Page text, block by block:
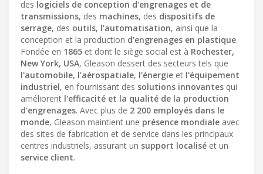
des logiciels de conception d'engrenages et de
transmissions, des machines, des dispositifs de
serrage, des outils, l'automatisation, ainsi que la
conception et la production d'engrenages en plastique.
Fondée en 1865 et dont le siège social est à Rochester,
New York, USA, Gleason dessert des secteurs tels que
l'automobile, l'aérospatiale, l'énergie et l'équipement
industriel, en fournissant des solutions innovantes qui
améliorent l'efficacité et la qualité de la production
d'engrenages. Avec plus de 2 200 employés dans le
monde, Gleason maintient une présence mondiale avec
des sites de fabrication et de service dans les principaux
centres industriels, assurant un support localisé et un
service client.